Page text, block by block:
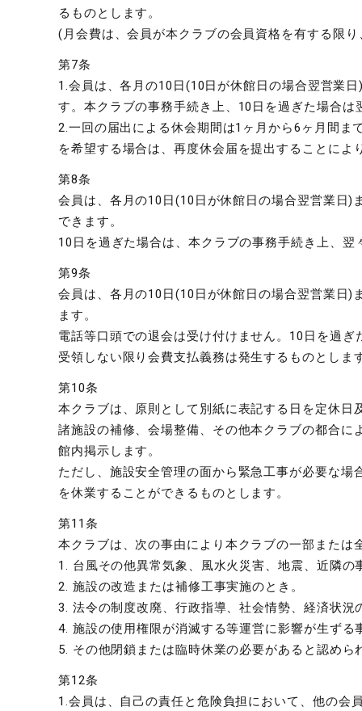
るものとします。
(月会費は、会員が本クラブの会員資格を有する限
第7条
1.会員は、各月の10日(10日が休館日の場合翌営業
す。本クラブの事務手続き上、10日を過ぎた場合は
2.一回の届出による休会期間は1ヶ月から6ヶ月間
を希望する場合は、再度休会届を提出することによ
第8条
会員は、各月の10日(10日が休館日の場合翌営業日
できます。
10日を過ぎた場合は、本クラブの事務手続き上、翌
第9条
会員は、各月の10日(10日が休館日の場合翌営業日
ます。
電話等口頭での退会は受け付けません。10日を過
受領しない限り会費支払義務は発生するものとしま
第10条
本クラブは、原則として別紙に表記する日を定休
諸施設の補修、会場整備、その他本クラブの都合
館内掲示します。
ただし、施設安全管理の面から緊急工事が必要な
を休業することができるものとします。
第11条
本クラブは、次の事由により本クラブの一部また
1. 台風その他異常気象、風水火災害、地震、近隣
2. 施設の改造または補修工事実施のとき。
3. 法令の制度改廃、行政指導、社会情勢、経済状況
4. 施設の使用権限が消滅する等運営に影響が生ずる
5. その他閉鎖または臨時休業の必要があると認めら
第12条
1.会員は、自己の責任と危険負担において、他の会